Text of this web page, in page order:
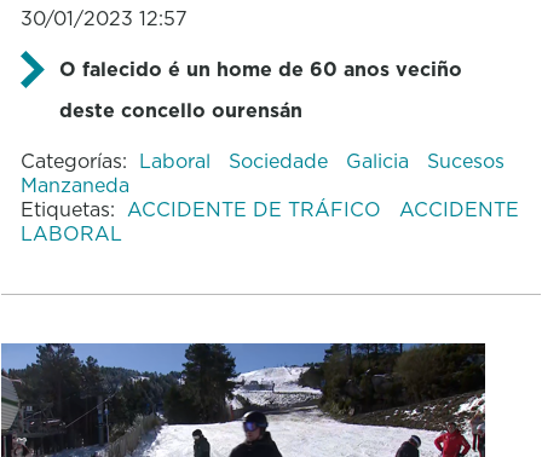
30/01/2023 12:57
O falecido é un home de 60 anos veciño
deste concello ourensán
Categorías: Laboral Sociedade Galicia
Sucesos
Manzaneda
Etiquetas: ACCIDENTE DE TRÁFICO
ACCIDENTE
LABORAL